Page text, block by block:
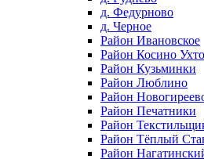
д. Федурново
д. Черное
Район Ивановское
Район Косино
Район Кузьминки
Район Люблино
Район
Район Печатники
Район
Район Тёплый
Район